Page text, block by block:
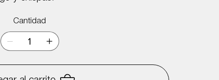
Cantidad